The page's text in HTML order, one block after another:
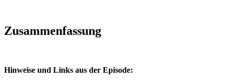
Zusammenfassung
Hinweise und Links aus der Episode: